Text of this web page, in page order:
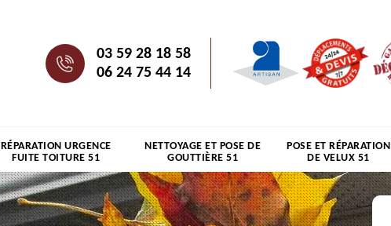
03 59 28 18 58
06 24 75 44 14
RÉPARATION URGENCE
FUITE TOITURE 51
NETTOYAGE ET POSE DE
GOUTTIÈRE 51
POSE ET RÉPARATION
DE VELUX 51